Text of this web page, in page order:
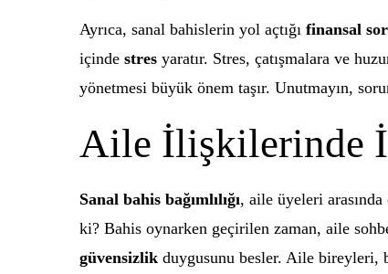
Ayrıca, sanal bahislerin yol açtığı finansal
içinde stres yaratır. Stres, çatışmalara ve
yönetmesi büyük önem taşır. Unutmayın,
Aile İlişkilerinde
Sanal bahis bağımlılığı, aile üyeleri
ki? Bahis oynarken geçirilen zaman, aile
güvensizlik duygusunu besler. Aile bireyleri,